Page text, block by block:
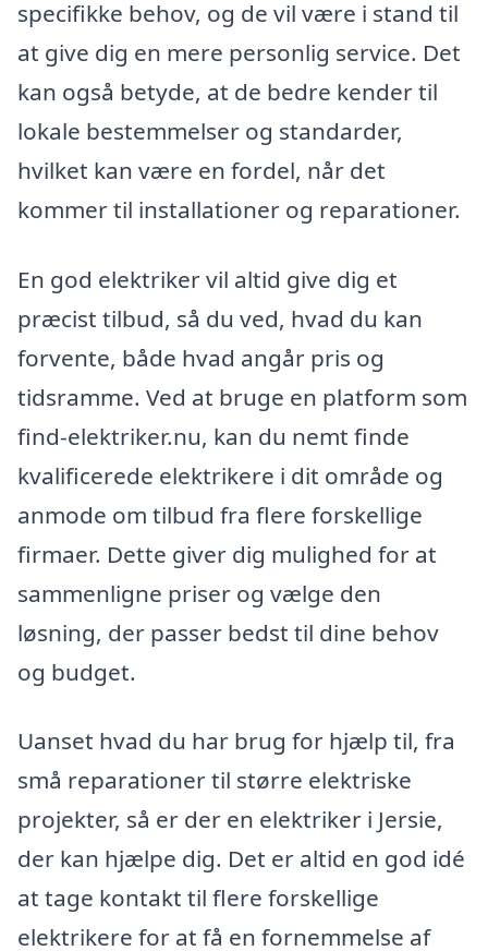
specifikke behov, og de vil være i stand til
at give dig en mere personlig service. Det
kan også betyde, at de bedre kender til
lokale bestemmelser og standarder,
hvilket kan være en fordel, når det
kommer til installationer og reparationer.
En god elektriker vil altid give dig et
præcist tilbud, så du ved, hvad du kan
forvente, både hvad angår pris og
tidsramme. Ved at bruge en platform som
find-elektriker.nu, kan du nemt finde
kvalificerede elektrikere i dit område og
anmode om tilbud fra flere forskellige
firmaer. Dette giver dig mulighed for at
sammenligne priser og vælge den
løsning, der passer bedst til dine behov
og budget.
Uanset hvad du har brug for hjælp til, fra
små reparationer til større elektriske
projekter, så er der en elektriker i Jersie,
der kan hjælpe dig. Det er altid en god idé
at tage kontakt til flere forskellige
elektrikere for at få en fornemmelse af